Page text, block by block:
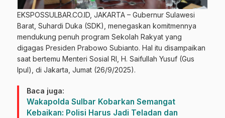
EKSPOSSULBAR.CO.ID, JAKARTA – Gubernur Sulawesi
Barat, Suhardi Duka (SDK), menegaskan komitmennya
mendukung penuh program Sekolah Rakyat yang
digagas Presiden Prabowo Subianto. Hal itu disampaikan
saat bertemu Menteri Sosial RI, H. Saifullah Yusuf (Gus
Ipul), di Jakarta, Jumat (26/9/2025).
Baca juga:
Wakapolda Sulbar Kobarkan Semangat
Kebaikan: Polisi Harus Jadi Teladan dan